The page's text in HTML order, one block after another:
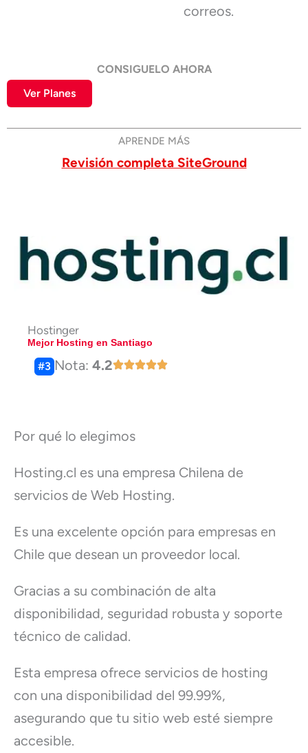
correos.
CONSIGUELO AHORA
Ver Planes
APRENDE MÁS
Revisión completa SiteGround
Hostinger
Mejor Hosting en Santiago
#3 Nota: 4.2
Por qué lo elegimos
Hosting.cl es una empresa Chilena de
servicios de Web Hosting.
Es una excelente opción para empresas en
Chile que desean un proveedor local.
Gracias a su combinación de alta
disponibilidad, seguridad robusta y soporte
técnico de calidad.
Esta empresa ofrece servicios de hosting
con una disponibilidad del 99.99%,
asegurando que tu sitio web esté siempre
accesible.